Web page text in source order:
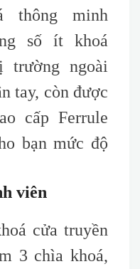
thông minh
số ít khoá
trường ngoài
tay, còn được
ao cấp Ferrule
bạnmức độ
viên
cửa truyền
3 chìa khoá,